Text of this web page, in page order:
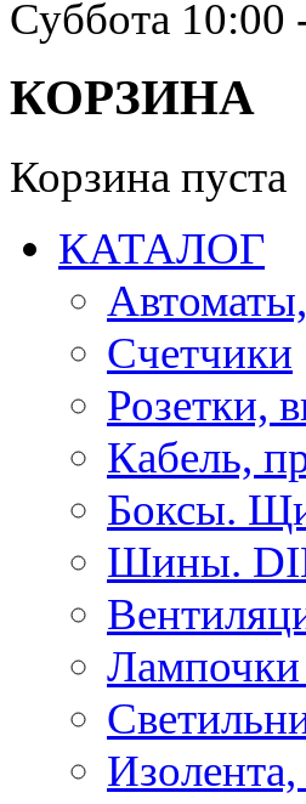
Суббота 10:00
КОРЗИНА
Корзина пуста
КАТАЛОГ
Счетчики
Розетки,
Кабель,
Боксы.
Шины.